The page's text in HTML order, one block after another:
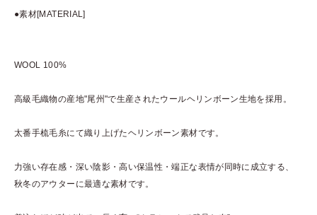
●素材[MATERIAL]
WOOL 100%
高級毛織物の産地"尾州"で生産されたウールヘリンボーン生地を採用。
太番手梳毛糸にて織り上げたヘリンボーン素材です。
力強い存在感・深い陰影・高い保温性・端正な表情が同時に成立する、
秋冬のアウターに最適な素材です。